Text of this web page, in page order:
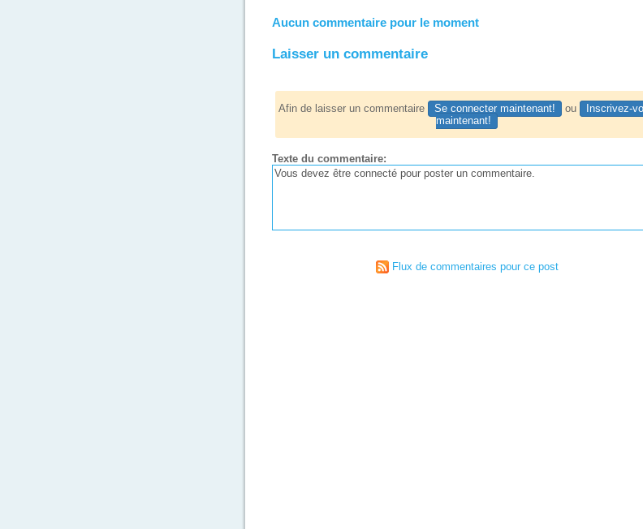
Aucun commentaire pour le moment
Laisser un commentaire
Afin de laisser un commentaire Se connecter maintenant! ou
Inscrivez-
maintenant!
Texte du commentaire:
Flux de commentaires pour ce post